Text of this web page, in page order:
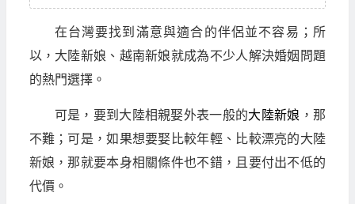
在台灣要找到滿意與適合的伴侶並不容易；所
以，大陸新娘、越南新娘就成為不少人解決婚姻問題
的熱門選擇。
可是，要到大陸相親娶外表一般的大陸新娘 ，那
不難；可是，如果想要娶比較年輕、比較漂亮的大陸
新娘，那就要本身相關條件也不錯，且要付出不低的
代價。